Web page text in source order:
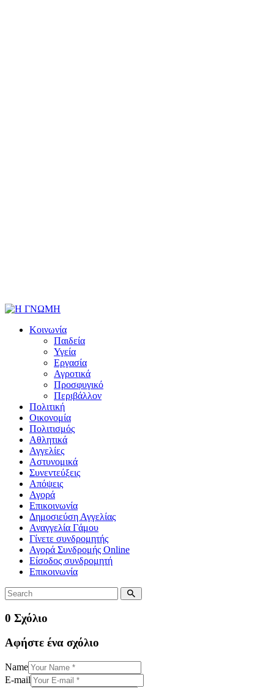
Κοινωνία
Παιδεία
Υγεία
Εργασία
Αγροτικά
Προσφυγικό
Περιβάλλον
Πολιτική
Οικονομία
Πολιτισμός
Αθλητικά
Αγγελίες
Αστυνομικά
Συνεντεύξεις
Απόψεις
Αγορά
Επικοινωνία
Δημοσιεύση Αγγελίας
Αναγγελία Γάμου
Γίνετε συνδρομητής
Αγορά Συνδρομής Online
Είσοδος συνδρομητή
Επικοινωνία
0 Σχόλιο
Αφήστε ένα σχόλιο
Name
E-mail